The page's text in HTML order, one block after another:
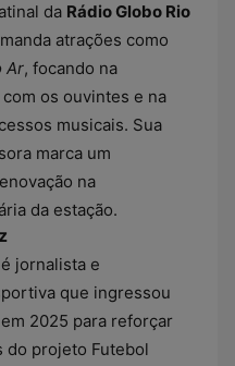
da Rádio Globo Rio
atrações como
Ar, focando na
os ouvintes e na
musicais. Sua
marca um
na
da estação.
jornalista e
que ingressou
em 2025 para reforçar
do projeto Futebol